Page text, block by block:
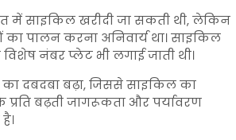
में साइकिल खरीदी जा सकती थी, लेकिन
का पालन करना अनिवार्य था। साइकिल
नंबर प्लेट भी लगाई जाती थी।
दबदबा बढ़ा, जिससे साइकिल का
बढ़ती जागरूकता और पर्यावरण